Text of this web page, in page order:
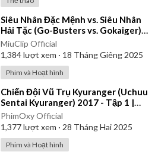
⁣Siêu Nhân Đặc Mệnh vs. Siêu Nhân
Hải Tặc (Go-Busters vs. Gokaiger) |
Vietsub
MiuClip Official
1,384lượt xem · 18 Tháng Giêng 2025
Phim và Hoạt hình
⁣Chiến Đội Vũ Trụ Kyuranger (Uchuu
Sentai Kyuranger) 2017 - Tập 1 |
Thuyết Minh
PhimOxy Official
1,377lượt xem · 28 Tháng Hai 2025
Phim và Hoạt hình